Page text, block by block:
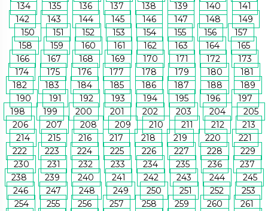
134
135 136 137 138 139 140
141
142
143 144 145 146 147 148
149
150
151 152 153 154 155 156
157
158
159 160 161 162 163 164
165
166
167 168 169 170 171 172
173
174
175 176 177 178 179 180
181
182
183 184 185 186 187 188
189
190
191 192 193 194 195 196
197
198
199 200 201 202 203 204
205
206
207 208 209 210 211 212
213
214
215 216 217 218 219 220
221
222
223 224 225 226 227 228
229
230
231 232 233 234 235 236
237
238
239 240 241 242 243 244
245
246
247 248 249 250 251 252
253
254
255 256 257 258 259 260
261